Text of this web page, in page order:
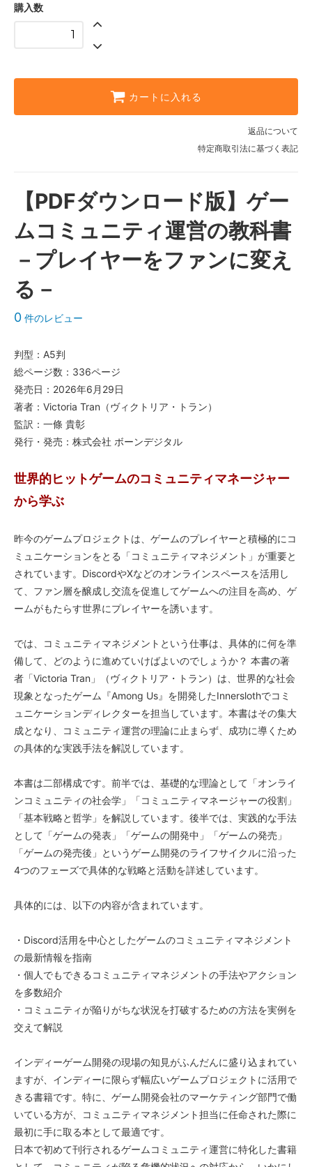
購入数
カートに入れる
返品について
特定商取引法に基づく表記
【PDFダウンロード版】ゲー
ムコミュニティ運営の教科書
－プレイヤーをファンに変え
る－
0 件のレビュー
判型：A5判
総ページ数：336ページ
発売日：2026年6月29日
著者：Victoria Tran（ヴィクトリア・トラン）
監訳：一條 貴彰
発行・発売：株式会社 ボーンデジタル
世界的ヒットゲームのコミュニティマネージャー
から学ぶ
昨今のゲームプロジェクトは、ゲームのプレイヤーと積極的にコ
ミュニケーションをとる「コミュニティマネジメント」が重要と
されています。DiscordやXなどのオンラインスペースを活用し
て、ファン層を醸成し交流を促進してゲームへの注目を高め、ゲ
ームがもたらす世界にプレイヤーを誘います。
では、コミュニティマネジメントという仕事は、具体的に何を準
備して、どのように進めていけばよいのでしょうか？ 本書の著
者「Victoria Tran」（ヴィクトリア・トラン）は、世界的な社会
現象となったゲーム『Among Us』を開発したInnerslothでコミ
ュニケーションディレクターを担当しています。本書はその集大
成となり、コミュニティ運営の理論に止まらず、成功に導くため
の具体的な実践手法を解説しています。
本書は二部構成です。前半では、基礎的な理論として「オンライ
ンコミュニティの社会学」「コミュニティマネージャーの役割」
「基本戦略と哲学」を解説しています。後半では、実践的な手法
として「ゲームの発表」「ゲームの開発中」「ゲームの発売」
「ゲームの発売後」というゲーム開発のライフサイクルに沿った
4つのフェーズで具体的な戦略と活動を詳述しています。
具体的には、以下の内容が含まれています。
・Discord活用を中心としたゲームのコミュニティマネジメント
の最新情報を指南
・個人でもできるコミュニティマネジメントの手法やアクション
を多数紹介
・コミュニティが陥りがちな状況を打破するための方法を実例を
交えて解説
インディーゲーム開発の現場の知見がふんだんに盛り込まれてい
ますが、インディーに限らず幅広いゲームプロジェクトに活用で
きる書籍です。特に、ゲーム開発会社のマーケティング部門で働
いている方が、コミュニティマネジメント担当に任命された際に
最初に手に取る本として最適です。
日本で初めて刊行されるゲームコミュニティ運営に特化した書籍